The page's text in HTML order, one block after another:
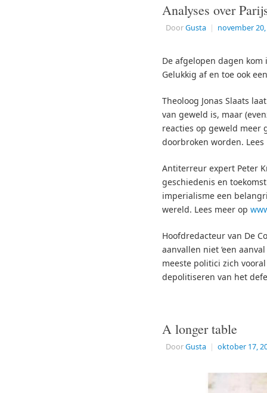
Analyses over
DoorGusta | november 20,
De afgelopen dagen
Gelukkig af en toe ook
Theoloog Jonas Slaats
van geweld is, maar
reacties op geweld meer
doorbroken worden.
Antiterreur expert Peter
geschiedenis en
imperialisme een
wereld. Lees meer op
Hoofdredacteur van De
aanvallen niet ‘een
meeste politici zich
depolitiseren van het
A longer table
DoorGusta | oktober 17,